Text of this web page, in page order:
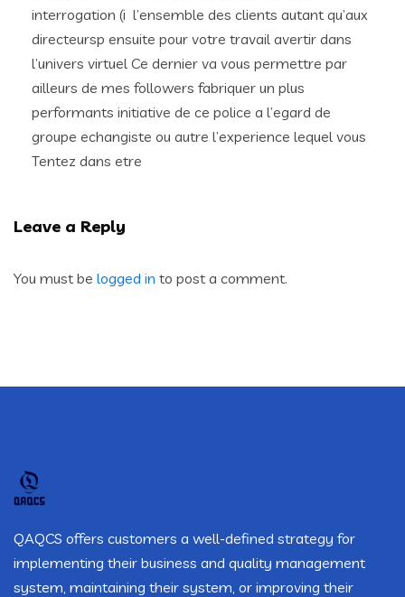
interrogation (i l’ensemble des clients autant qu’aux
directeursp ensuite pour votre travail avertir dans
l’univers virtuel Ce dernier va vous permettre par
ailleurs de mes followers fabriquer un plus
performants initiative de ce police a l’egard de
groupe echangiste ou autre l’experience lequel vous
Tentez dans etre
Leave a Reply
You must be logged in to post a comment.
QAQCS offers customers a well-defined strategy for
implementing their business and quality management
system, maintaining their system, or improving their